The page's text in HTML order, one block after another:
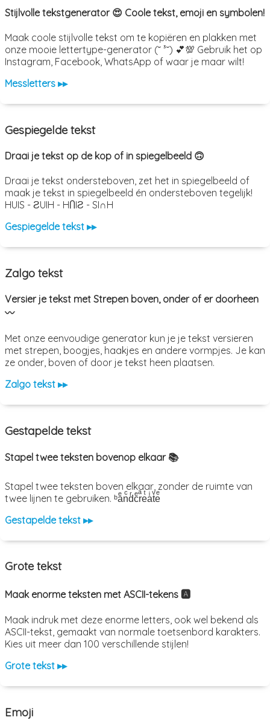
Stijlvolle tekstgenerator 😍 Coole tekst, emoji en symbolen!
Maak coole stijlvolle tekst om te kopiëren en plakken met
onze mooie lettertype-generator (˘ ³˘) 💕💯 Gebruik het op
Instagram, Facebook, WhatsApp of waar je maar wilt!
Messletters ▸▸
Gespiegelde tekst
Draai je tekst op de kop of in spiegelbeeld 🙃
Draai je tekst ondersteboven, zet het in spiegelbeeld of
maak je tekst in spiegelbeeld én ondersteboven tegelijk!
HUIS - ƧUIH - HႶIƧ - SI∩H
Gespiegelde tekst ▸▸
Zalgo tekst
Versier je tekst met Strepen boven, onder of er doorheen
〰️
Met onze eenvoudige generator kun je je tekst versieren
met strepen, boogjes, haakjes en andere vormpjes. Je kan
ze onder, boven of door je tekst heen plaatsen.
Zalgo tekst ▸▸
Gestapelde tekst
Stapel twee teksten bovenop elkaar 📚
Stapel twee teksten boven elkaar, zonder de ruimte van
twee lijnen te gebruiken. ᵇaͤnͨdͬcͤrͣeͭaͥtͮeͤ
Gestapelde tekst ▸▸
Grote tekst
Maak enorme teksten met ASCII-tekens 🅰️
Maak indruk met deze enorme letters, ook wel bekend als
ASCII-tekst, gemaakt van normale toetsenbord karakters.
Kies uit meer dan 100 verschillende stijlen!
Grote tekst ▸▸
Emoji